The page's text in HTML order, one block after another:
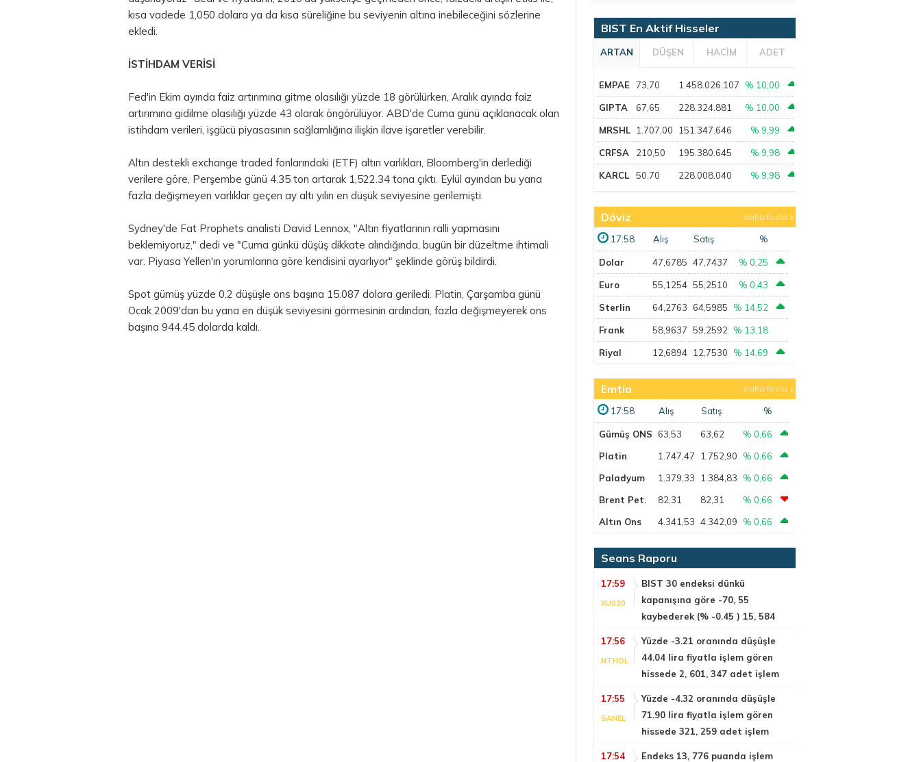
kısa vadede 1,050 dolara ya da kısa süreliğine bu seviyenin altına inebileceğini sözlerine
ekledi.
İSTİHDAM VERİSİ
Fed'in Ekim ayında faiz artırımına gitme olasılığı yüzde 18 görülürken, Aralık ayında faiz
artırımına gidilme olasılığı yüzde 43 olarak öngörülüyor. ABD'de Cuma günü açıklanacak olan
istihdam verileri, işgücü piyasasının sağlamlığına ilişkin ilave işaretler verebilir.
Altın destekli exchange traded fonlarındaki (ETF) altın varlıkları, Bloomberg'in derlediği
verilere göre, Perşembe günü 4.35 ton artarak 1,522.34 tona çıktı. Eylül ayından bu yana
fazla değişmeyen varlıklar geçen ay altı yılın en düşük seviyesine gerilemişti.
Sydney'de Fat Prophets analisti David Lennox, "Altın fiyatlarının ralli yapmasını
beklemiyoruz," dedi ve "Cuma günkü düşüş dikkate alındığında, bugün bir düzeltme ihtimali
var. Piyasa Yellen'ın yorumlarına göre kendisini ayarlıyor" şeklinde görüş bildirdi.
Spot gümüş yüzde 0.2 düşüşle ons başına 15.087 dolara geriledi. Platin, Çarşamba günü
Ocak 2009'dan bu yana en düşük seviyesini görmesinin ardından, fazla değişmeyerek ons
başına 944.45 dolarda kaldı.
BIST En Aktif Hisseler
ARTAN DÜŞEN HACİM ADET
EMPAE 73,70 1.458.026.107 % 10,00
GIPTA 67,65 228.324.881 % 10,00
MRSHL 1.707,00 151.347.646 % 9,99
CRFSA 210,50 195.380.645 % 9,98
KARCL 50,70 228.008.040 % 9,98
Döviz daha fazla
17:58 Alış Satış %
Dolar 47,6785 47,7437 % 0,25
Euro 55,1254 55,2510 % 0,43
Sterlin 64,2763 64,5985 % 14,52
Frank 58,9637 59,2592 % 13,18
Riyal 12,6894 12,7530 % 14,69
Emtia daha fazla
17:58 Alış Satış %
Gümüş ONS 63,53 63,62
% 0,66
Platin
1.747,47 1.752,90
% 0,66
Paladyum
1.379,33 1.384,83
% 0,66
Brent Pet.
82,31 82,31
% 0,66
Altın Ons
4.341,53 4.342,09 % 0,66
Seans Raporu
17:59
XU030
BIST 30 endeksi dünkü
kapanışına göre -70, 55
kaybederek (% -0.45 ) 15, 584
17:56
NTHOL
Yüzde -3.21 oranında düşüşle
44.04 lira fiyatla işlem gören
hissede 2, 601, 347 adet işlem
17:55
SANEL
Yüzde -4.32 oranında düşüşle
71.90 lira fiyatla işlem gören
hissede 321, 259 adet işlem
17:54
Endeks 13, 776 puanda işlem